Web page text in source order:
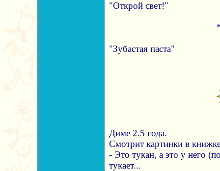
"Открой свет!"
"Зубастая паста"
Диме 2.5 года.
Смотрит картинки в
- Это тукан, а это у него
тукает...